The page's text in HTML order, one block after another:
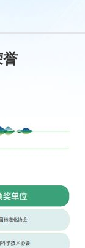
誉